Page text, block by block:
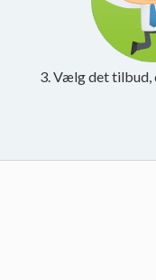
3. Vælg det tilbud,